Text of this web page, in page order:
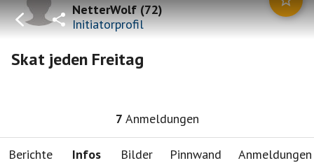
NetterWolf(72)
Initiatorprofil
Skat jeden Freitag
7 Anmeldungen
Berichte Infos Bilder Pinnwand Anmeldungen